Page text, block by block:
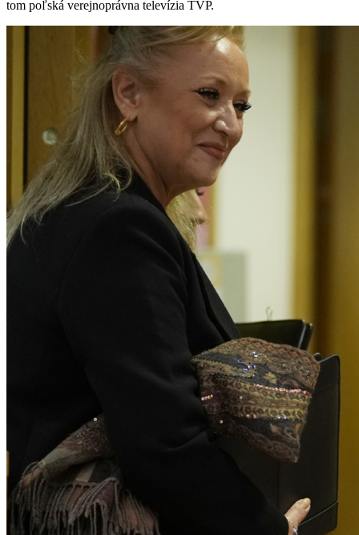
tom poľská verejnoprávna televízia TVP.